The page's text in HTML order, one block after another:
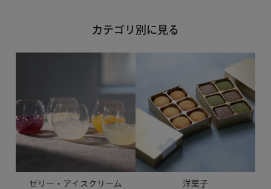
カテゴリ別に見る
ゼリー・アイスクリーム 洋菓子